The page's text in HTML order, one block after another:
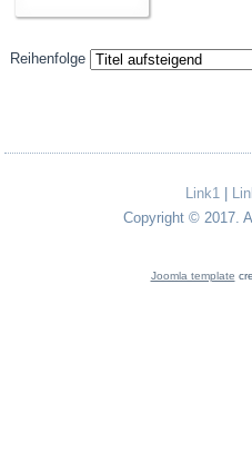
Reihenfolge
Link1|
Copyright © 2017.
Joomla template